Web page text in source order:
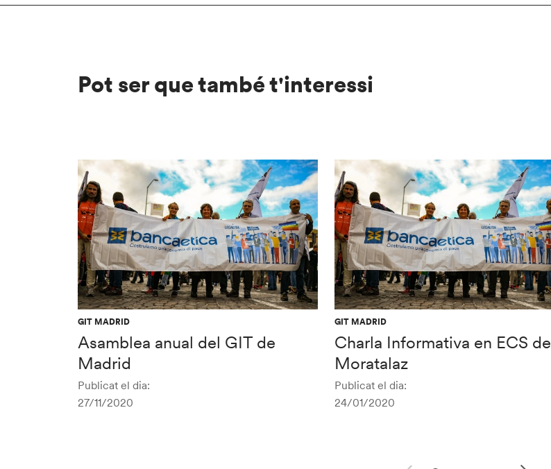
Pot ser que també t'interessi
GIT MADRID
Asamblea anual del GIT de
Madrid
Publicat el dia:
27/11/2020
GIT MADRID
Charla Informativa en ECS de
Moratalaz
Publicat el dia:
24/01/2020